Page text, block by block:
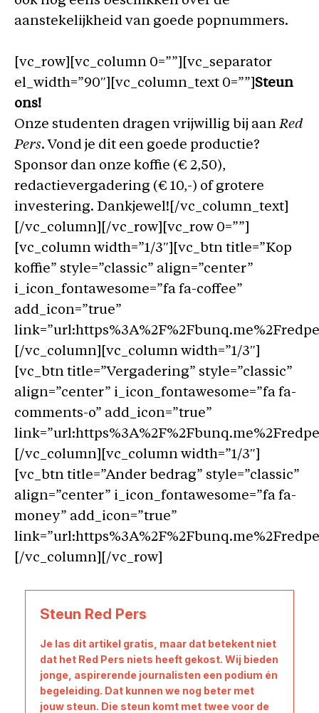
aanstekelijkheid van goede popnummers.
[vc_row][vc_column 0=””][vc_separator
el_width=”90″][vc_column_text 0=””] Steun
ons!
Onze studenten dragen vrijwillig bij aanRed
Pers. Vond je dit een goede productie?
Sponsor dan onze koffie (€ 2,50),
redactievergadering (€ 10,-) of grotere
investering. Dankjewel![/vc_column_text]
[/vc_column][/vc_row][vc_row 0=””]
[vc_column width=”1/3″][vc_btn title=”Kop
koffie” style=”classic” align=”center”
i_icon_fontawesome=”fa fa-coffee”
add_icon=”true”
[/vc_column][vc_column width=”1/3″]
[vc_btn title=”Vergadering” style=”classic”
align=”center” i_icon_fontawesome=”fa fa-
comments-o” add_icon=”true”
[/vc_column][vc_column width=”1/3″]
[vc_btn title=”Ander bedrag” style=”classic”
align=”center” i_icon_fontawesome=”fa fa-
money” add_icon=”true”
[/vc_column][/vc_row]
Steun Red Pers
Je las dit artikel gratis, maar dat betekent niet
dat het Red Pers niets heeft gekost. Wij bieden
jonge, aspirerende journalisten een podium én
begeleiding. Dat kunnen we nog beter met
jouw steun. Die steun komt met twee voor de